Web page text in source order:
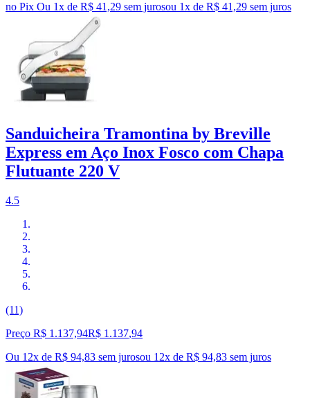
no Pix Ou 1x de R$ 41,29 sem jurosou 1x de R$ 41,29 sem juros
Sanduicheira Tramontina by Breville
Express em Aço Inox Fosco com Chapa
Flutuante 220 V
4.5
(11)
Preço R$ 1.137,94R$ 1.137,94
Ou 12x de R$ 94,83 sem jurosou 12x de R$ 94,83 sem juros